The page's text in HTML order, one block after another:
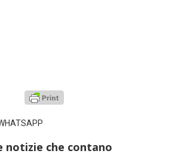
notizie che contano